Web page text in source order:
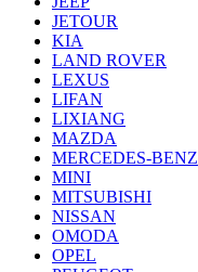
JETOUR
KIA
LAND ROVER
LEXUS
LIFAN
LIXIANG
MAZDA
MERCEDES-BENZ
MINI
MITSUBISHI
NISSAN
OMODA
OPEL